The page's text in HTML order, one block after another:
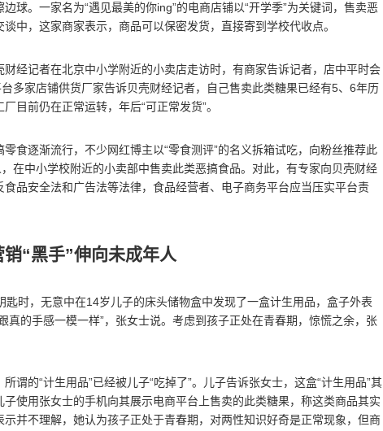
球。一家名为“遇见最美的你ing”的电商店铺以“开学季”为关键词，售卖恶
中，这家商家表示，商品可以保密发货，直接寄到学校代收点。
经记者在北京中小学附近的小卖店走访时，有商家告诉记者，店中平时会
多家店铺供货厂家告诉贝壳财经记者，自己售卖此类糖果已经有5、6年历
目前仍在正常运转，年后“可正常发货”。
食逐渐流行，不少网红博主以“零食测评”的名义拆箱试吃，向粉丝推荐此
在中小学校附近的小卖部中售卖此类恶搞食品。对此，有专家向贝壳财经
品安全法和广告法等法律，食品经营者、电子商务平台应当压实平台责
“黑手”伸向未成年人
时，无意中在14岁儿子的床头储物盒中发现了一盒计生用品，盒子外表
真的手感一模一样”，张女士说。考虑到孩子正处在青春期，惊慌之余，张
谓的“计生用品”已经被儿子“吃掉了”。儿子告诉张女士，这盒“计生用品”其
使用张女士的手机向其展示电商平台上售卖的此类糖果，称这类商品其实
并不理解，她认为孩子正处于青春期，对两性知识好奇是正常现象，但商